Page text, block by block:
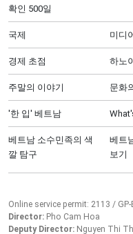
확인 500일
국제 미디
경제 초점 하노
주말의 이야기 문화
'한 입' 베트남
베트남 소수민족의 색
깔 탐구
베트
보기
Online service permit: 2113 /
Director: Pho Cam Hoa
Deputy Director: Nguyen Thi